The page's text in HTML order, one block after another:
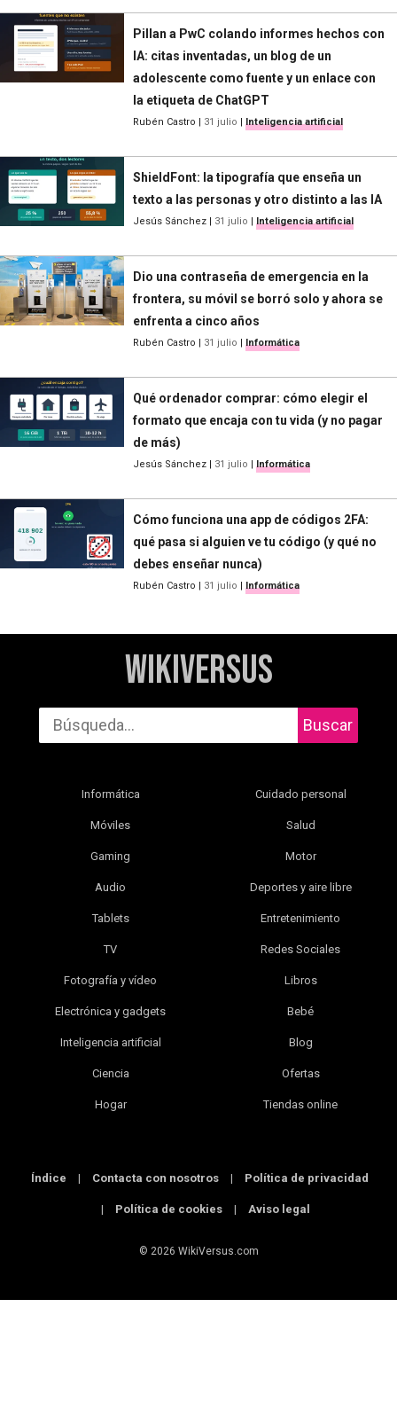
Pillan a PwC colando informes hechos con
IA: citas inventadas, un blog de un
adolescente como fuente y un enlace con
la etiqueta de ChatGPT
Rubén Castro | 31 julio | Inteligencia artificial
ShieldFont: la tipografía que enseña un
texto a las personas y otro distinto a las IA
Jesús Sánchez | 31 julio | Inteligencia artificial
Dio una contraseña de emergencia en la
frontera, su móvil se borró solo y ahora se
enfrenta a cinco años
Rubén Castro | 31 julio | Informática
Qué ordenador comprar: cómo elegir el
formato que encaja con tu vida (y no pagar
de más)
Jesús Sánchez | 31 julio | Informática
Cómo funciona una app de códigos 2FA:
qué pasa si alguien ve tu código (y qué no
debes enseñar nunca)
Rubén Castro | 31 julio | Informática
WikiVersus
Buscar
Informática
Móviles
Gaming
Audio
Tablets
TV
Fotografía y vídeo
Electrónica y gadgets
Inteligencia artificial
Ciencia
Hogar
Cuidado personal
Salud
Motor
Deportes y aire libre
Entretenimiento
Redes Sociales
Libros
Bebé
Blog
Ofertas
Tiendas online
Índice | Contacta con nosotros | Política de privacidad
| Política de cookies | Aviso legal
© 2026 WikiVersus.com